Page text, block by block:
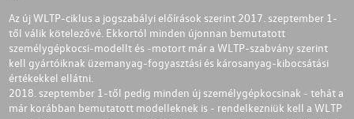
Az új WLTP-ciklus a jogszabályi előírások szerint 2017. szeptember 1-
től válik kötelezővé. Ekkortól minden újonnan bemutatott
személygépkocsi-modellt és -motort már a WLTP-szabvány szerint
kell gyártóiknak üzemanyag-fogyasztási és károsanyag-kibocsátási
értékekkel ellátni.
2018. szeptember 1-től pedig minden új személygépkocsinak - tehát a
már korábban bemutatott modelleknek is - rendelkezniük kell a WLTP